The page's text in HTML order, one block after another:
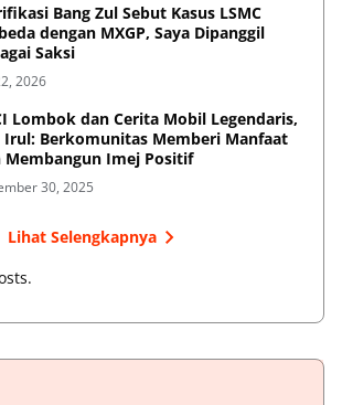
Bang Zul Sebut Kasus LSMC
dengan MXGP, Saya Dipanggil
Saksi
2026
Lombok dan Cerita Mobil Legendaris,
Irul: Berkomunitas Memberi Manfaat
Membangun Imej Positif
30, 2025
Lihat Selengkapnya